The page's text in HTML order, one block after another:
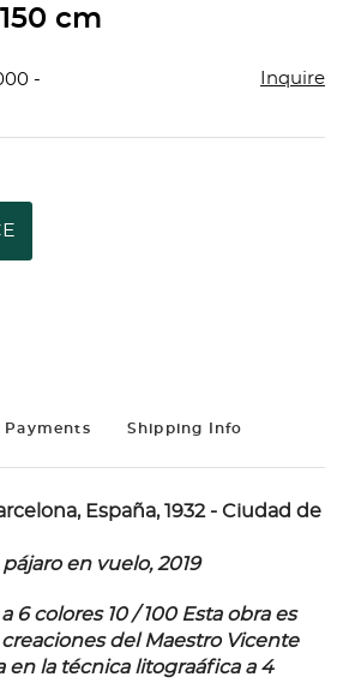
cm
-
Inquire
Payments Shipping Info
España, 1932 - Ciudad de
en vuelo, 2019
6 colores 10 / 100 Esta obra es
del Maestro Vicente
en la técnica litograáfica a 4